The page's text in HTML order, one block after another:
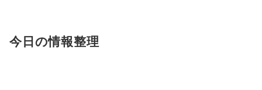
今日の情報整理